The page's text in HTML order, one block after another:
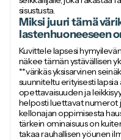
sisustusta.
Miksi juuri tämä
lastenhuoneeseen
Kuvittele lapsesi
näkee tämän ystävällisen
**värikäs yksisarvinen
suunniteltu erityisesti
opettavaisuuden ja
helposti luettavat numerot
kellonajan oppimisesta
tärkein ominaisuus on
takaa rauhallisen yöunen